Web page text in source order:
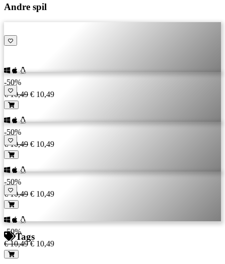
Andre spil
-50%
€ 10,49 € 10,49
-50%
€ 10,49 € 10,49
-50%
€ 10,49 € 10,49
-50%
€ 10,49 € 10,49
Tags